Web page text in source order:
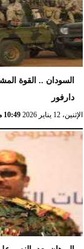
دارفور
الإثنين، 12 يناير 2026 10:49 مـ